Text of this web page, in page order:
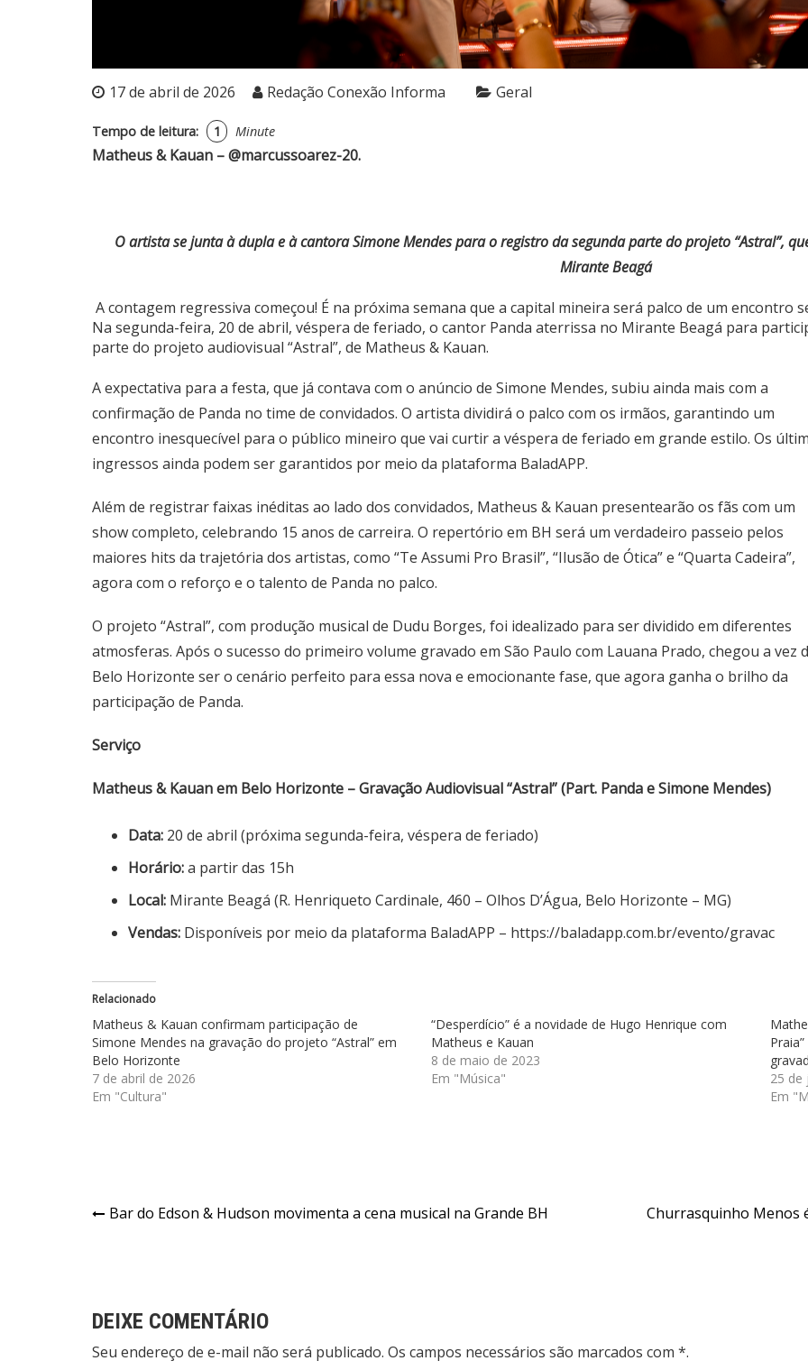
17 de abril de 2026 Redação Conexão Informa Geral
Tempo de leitura: 1 Minute
Matheus & Kauan – @marcussoarez-20.
O artista se junta à dupla e à cantora Simone Mendes para o registro da segunda parte do projeto “Astral”,
Mirante Beagá
A contagem regressiva começou! É na próxima semana que a capital mineira será palco de um
Na segunda-feira, 20 de abril, véspera de feriado, o cantor Panda aterrissa no Mirante Beagá para
parte do projeto audiovisual “Astral”, de Matheus & Kauan.
A expectativa para a festa, que já contava com o anúncio de Simone Mendes, subiu ainda mais com a
confirmação de Panda no time de convidados. O artista dividirá o palco com os irmãos, garantindo um
encontro inesquecível para o público mineiro que vai curtir a véspera de feriado em grande estilo. Os
ingressos ainda podem ser garantidos por meio da plataforma BaladAPP.
Além de registrar faixas inéditas ao lado dos convidados, Matheus & Kauan presentearão os fãs com um
show completo, celebrando 15 anos de carreira. O repertório em BH será um verdadeiro passeio pelos
maiores hits da trajetória dos artistas, como “Te Assumi Pro Brasil”, “Ilusão de Ótica” e “Quarta Cadeira”,
agora com o reforço e o talento de Panda no palco.
O projeto “Astral”, com produção musical de Dudu Borges, foi idealizado para ser dividido em diferentes
atmosferas. Após o sucesso do primeiro volume gravado em São Paulo com Lauana Prado, chegou a vez
Belo Horizonte ser o cenário perfeito para essa nova e emocionante fase, que agora ganha o brilho da
participação de Panda.
Serviço
Matheus & Kauan em Belo Horizonte – Gravação Audiovisual “Astral” (Part. Panda e Simone Mendes)
Data: 20 de abril (próxima segunda-feira, véspera de feriado)
Horário:a partir das 15h
Local: Mirante Beagá (R. Henriqueto Cardinale, 460 – Olhos D’Água, Belo Horizonte – MG)
Vendas: Disponíveis por meio da plataforma BaladAPP – https://baladapp.com.br/evento/gravac
Relacionado
Matheus & Kauan confirmam participação de
Simone Mendes na gravação do projeto “Astral” em
Belo Horizonte
7 de abril de 2026
Em "Cultura"
“Desperdício” é a novidade de Hugo Henrique com
Matheus e Kauan
8 de maio de 2023
Em "Música"
25 de
Em
Navegação
Bar do Edson & Hudson movimenta a cena musical na Grande BH Churrasquinho Menos
DEIXE COMENTÁRIO
Seu endereço de e-mail não será publicado. Os campos necessários são marcados com *.